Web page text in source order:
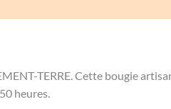
TERRE. Cette bougie
heures.